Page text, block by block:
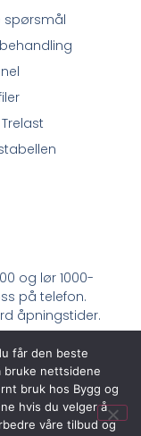
og lør 1000-
på telefon.
åpningstider.
spørsmål
får den beste
bruke nettsidene
bruk hos Bygg og
hvis du velger å
våre tilbud og